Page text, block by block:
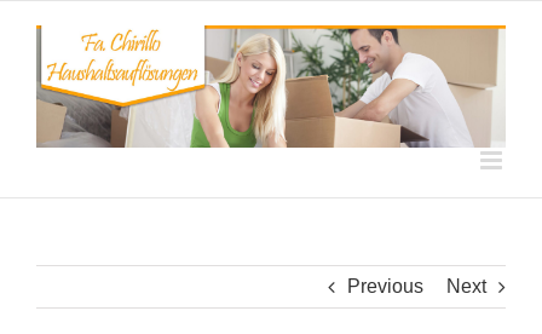
content
Previous Next